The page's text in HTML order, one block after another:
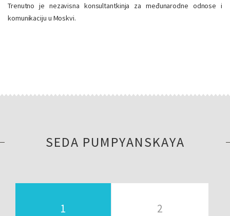
Trenutno je nezavisna konsultantkinja za međunarodne odnose i
komunikaciju u Moskvi.
SEDA PUMPYANSKAYA
1 2